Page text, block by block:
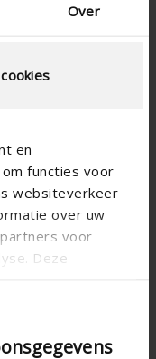
Over
en
functies voor
websiteverkeer
over uw
voor
Deze
verstrekt of
van uw gebruik